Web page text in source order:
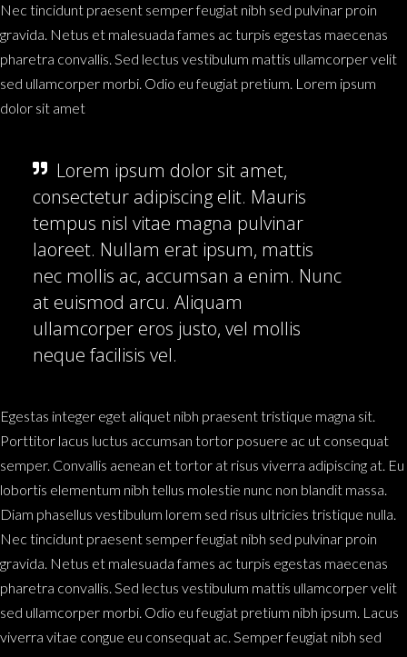
Nec tincidunt praesent semper feugiat nibh sed pulvinar proin
gravida. Netus et malesuada fames ac turpis egestas maecenas
pharetra convallis. Sed lectus vestibulum mattis ullamcorper velit
sed ullamcorper morbi. Odio eu feugiat pretium. Lorem ipsum
dolor sit amet
Lorem ipsum dolor sit amet,
consectetur adipiscing elit. Mauris
tempus nisl vitae magna pulvinar
laoreet. Nullam erat ipsum, mattis
nec mollis ac, accumsan a enim. Nunc
at euismod arcu. Aliquam
ullamcorper eros justo, vel mollis
neque facilisis vel.
Egestas integer eget aliquet nibh praesent tristique magna sit.
Porttitor lacus luctus accumsan tortor posuere ac ut consequat
semper. Convallis aenean et tortor at risus viverra adipiscing at. Eu
lobortis elementum nibh tellus molestie nunc non blandit massa.
Diam phasellus vestibulum lorem sed risus ultricies tristique nulla.
Nec tincidunt praesent semper feugiat nibh sed pulvinar proin
gravida. Netus et malesuada fames ac turpis egestas maecenas
pharetra convallis. Sed lectus vestibulum mattis ullamcorper velit
sed ullamcorper morbi. Odio eu feugiat pretium nibh ipsum. Lacus
viverra vitae congue eu consequat ac. Semper feugiat nibh sed